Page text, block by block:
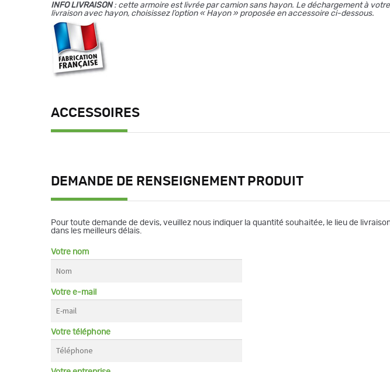
INFO LIVRAISON: cette armoire est livrée par camion sans hayon. Le déchargement à
livraison avec hayon, choisissez l’option « Hayon » proposée en accessoire ci-dessous.
ACCESSOIRES
DEMANDE DE RENSEIGNEMENT PRODUIT
Pour toute demande de devis, veuillez nous indiquer la quantité souhaitée, le lieu de
dans les meilleurs délais.
Votre nom
Votre e-mail
Votre téléphone